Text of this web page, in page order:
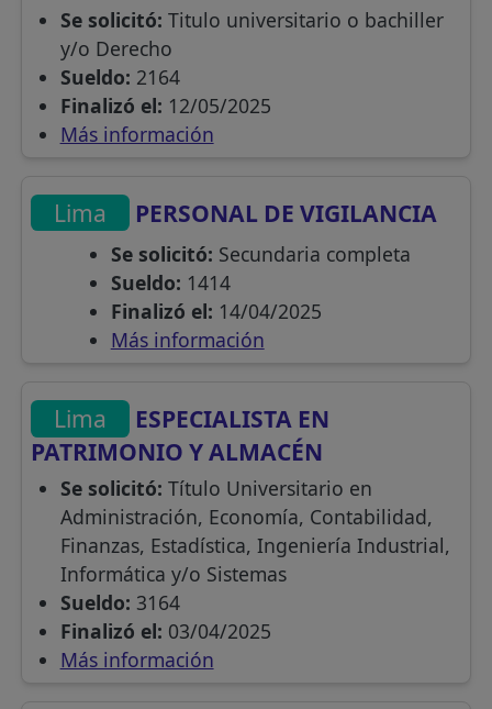
Se solicitó: Titulo universitario o bachiller
y/o Derecho
Sueldo: 2164
Finalizó el: 12/05/2025
Más información
Lima PERSONAL DE VIGILANCIA
Se solicitó: Secundaria completa
Sueldo: 1414
Finalizó el: 14/04/2025
Más información
Lima
ESPECIALISTA EN
PATRIMONIO Y ALMACÉN
Se solicitó: Título Universitario en
Administración, Economía, Contabilidad,
Finanzas, Estadística, Ingeniería Industrial,
Informática y/o Sistemas
Sueldo: 3164
Finalizó el: 03/04/2025
Más información